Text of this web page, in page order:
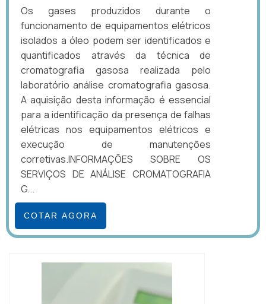
Os gases produzidos durante o
funcionamento de equipamentos elétricos
isolados a óleo podem ser identificados e
quantificados através da técnica de
cromatografia gasosa realizada pelo
laboratório análise cromatografia gasosa.
A aquisição desta informação é essencial
para a identificação da presença de falhas
elétricas nos equipamentos elétricos e
execução de manutenções
corretivas.INFORMAÇÕES SOBRE OS
SERVIÇOS DE ANÁLISE CROMATOGRAFIA
G...
COTAR AGORA